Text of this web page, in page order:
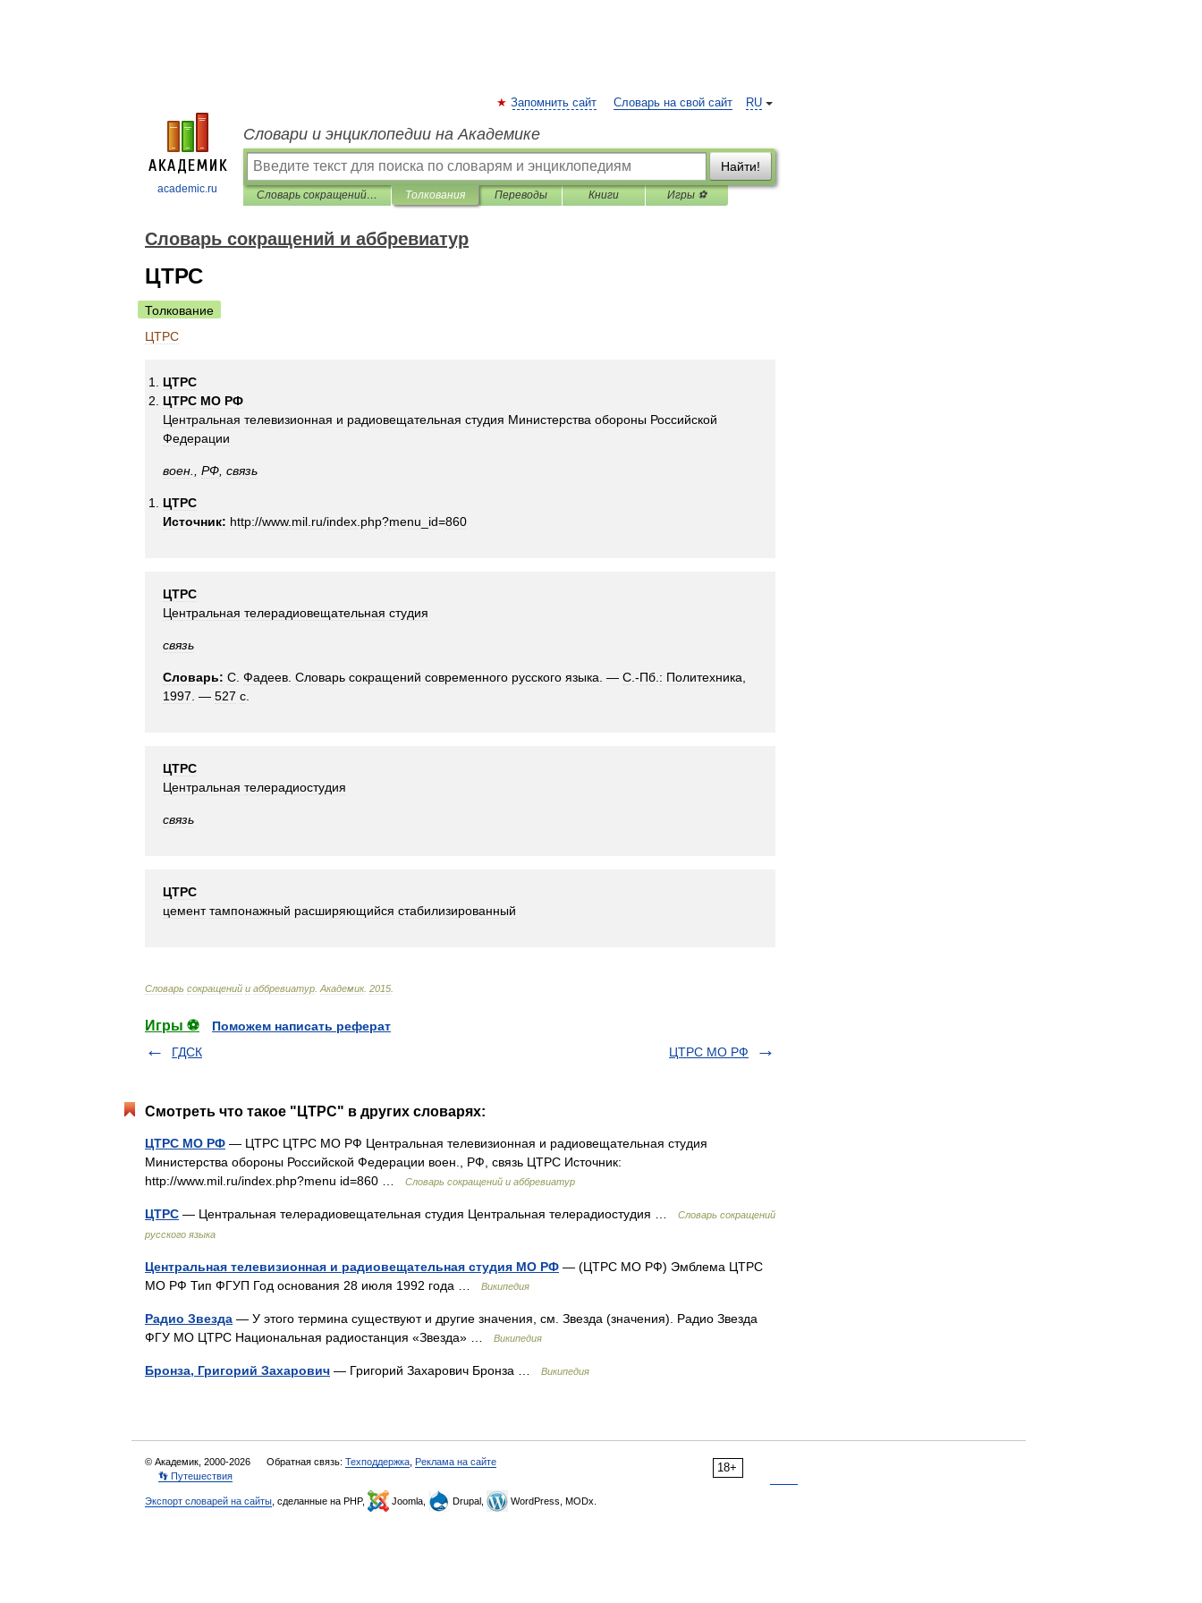
academic.ru
RU
Запомнить сайт Словарь на свой сайт
Словари и энциклопедии на Академике
Найти!
Словарь сокращений и аббревиатур Толкования Переводы Книги Игры ⚽
Словарь сокращений и аббревиатур
ЦТРС
Толкование
ЦТРС
ЦТРС
ЦТРС МО РФ
Центральная телевизионная и радиовещательная студия Министерства обороны Российской
Федерации
воен РФ связь
ЦТРС
Источник: http://www. mil ru/index php?menu id=860
ЦТРС
Центральная телерадиовещательная студия
связь
Словарь: С Фадеев Словарь сокращений современного русского языка . — С .-Пб : Политехника
1997 . — 527 с
ЦТРС
Центральная телерадиостудия
связь
ЦТРС
цемент тампонажный расширяющийся стабилизированный
Словарь сокращений и аббревиатур Академик. 2015
Игры ⚽
Поможем написать реферат
ГДСК
ЦТРС МО РФ
Смотреть что такое "ЦТРС" в других словарях:
ЦТРС МО РФ — ЦТРС ЦТРС МО РФ Центральная телевизионная и радиовещательная студия
Министерства обороны Российской Федерации воен., РФ, связь ЦТРС Источник:
http://www.mil.ru/index.php?menu id=860 …
Словарь сокращений и аббревиатур
ЦТРС — Центральная телерадиовещательная студия Центральная телерадиостудия …
Словарь сокращений
русского языка
Центральная телевизионная и радиовещательная студия МО РФ — (ЦТРС МО РФ) Эмблема ЦТРС
МО РФ Тип ФГУП Год основания 28 июля 1992 года …
Википедия
Радио Звезда — У этого термина существуют и другие значения, см. Звезда (значения). Радио Звезда
ФГУ МО ЦТРС Национальная радиостанция «Звезда» …
Википедия
Бронза, Григорий Захарович — Григорий Захарович Бронза … Википедия
18+
© Академик, 2000-2026 Обратная связь: Техподдержка Реклама на сайте
👣 Путешествия
Экспорт словарей на сайты , сделанные на PHP, Joomla, Drupal, WordPress, MODx.